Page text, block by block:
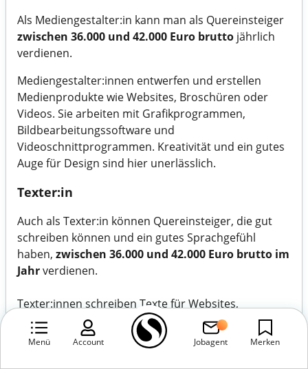
Als Mediengestalter:in kann man als Quereinsteiger
zwischen 36.000 und 42.000 Euro brutto jährlich
verdienen.
Mediengestalter:innen entwerfen und erstellen
Medienprodukte wie Websites, Broschüren oder
Videos. Sie arbeiten mit Grafikprogrammen,
Bildbearbeitungssoftware und
Videoschnittprogrammen. Kreativität und ein gutes
Auge für Design sind hier unerlässlich.
Texter:in
Auch als Texter:in können Quereinsteiger, die gut
schreiben können und ein gutes Sprachgefühl
haben, zwischen 36.000 und 42.000 Euro brutto im
Jahrverdienen.
Texter:innen schreiben Texte für Websites,
Werbekampagnen, Social Media oder andere
Zwecke. Sie müssen die Zielgruppe im Blick haben
und Inhalte suchmaschinenoptimiert aufbereiten
Menü Account Jobagent Merken